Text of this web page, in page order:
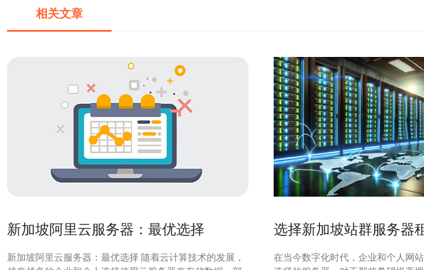
相关文章
新加坡阿里云服务器：最优选择
新加坡阿里云服务器：最优选择 随着云计算技术的发展，
选择新加坡站群服务器
在当今数字化时代，企业和个人网